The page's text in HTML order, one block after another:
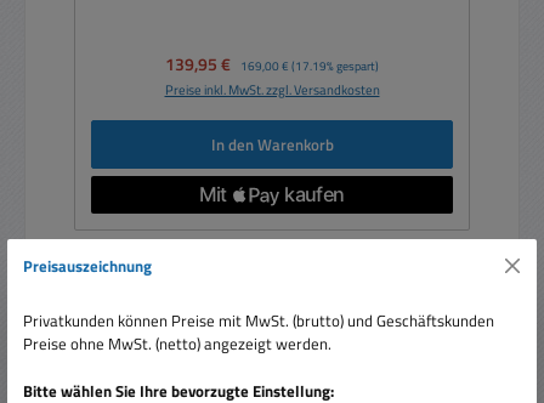
Verkaufspreis:
139,95 € Regulärer Preis:
169,00 € (17.19% gespart)
Preise inkl. MwSt. zzgl. Versandkosten
In den Warenkorb
%Rabatt
Preisauszeichnung
Privatkunden können Preise mit MwSt. (brutto) und Geschäftskunden
Preise ohne MwSt. (netto) angezeigt werden.
Bitte wählen Sie Ihre bevorzugte Einstellung: